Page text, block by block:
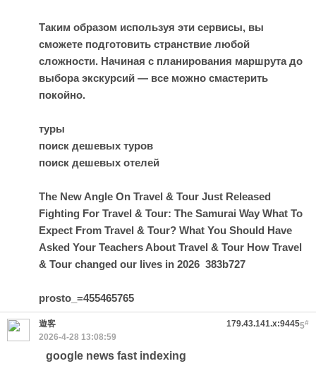
Таким образом используя эти сервисы, вы
сможете подготовить странствие любой
сложности. Начиная с планирования маршрута до
выбора экскурсий — все можно смастерить
покойно.
туры
поиск дешевых туров
поиск дешевых отелей
The New Angle On Travel & Tour Just Released
Fighting For Travel & Tour: The Samurai Way What To
Expect From Travel & Tour? What You Should Have
Asked Your Teachers About Travel & Tour How Travel
& Tour changed our lives in 2026 383b727
prosto_=455465765
5#
遊客
179.43.141.x:9445
2026-4-28 13:08:59
google news fast indexing